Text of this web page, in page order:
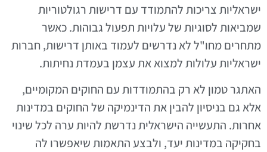
ישראליות צריכות להתמודד עם דרישות רגולטוריות
שמביאות לסוגיות של עלויות תפעול גבוהות. כאשר
מתחרים מחו"ל לא נדרשים לעמוד באותן דרישות, חברות
ישראליות עלולות למצוא את עצמן בעמדת נחיתות.
האתגר טמון לא רק בהתמודדות עם החוקים המקומיים,
אלא גם בניסיון להבין את הדינמיקה של החוקים במדינות
אחרות. התעשייה הישראלית נדרשת להיות ערה לכל שינוי
בחקיקה במדינות יעד, ולבצע התאמות שיאפשרו לה